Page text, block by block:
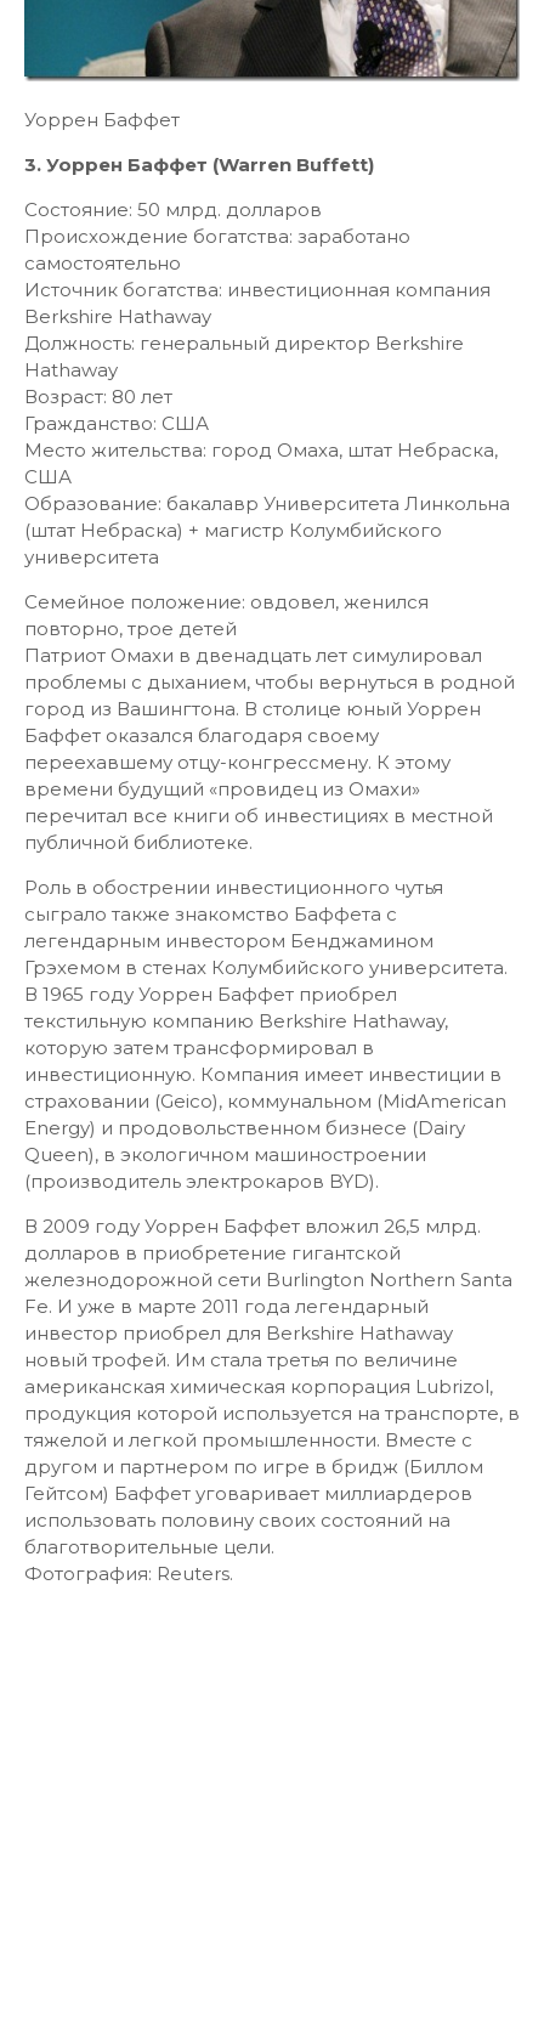
Уоррен Баффет
3. Уоррен Баффет (Warren Buffett)
Состояние: 50 млрд. долларов
Происхождение богатства: заработано
самостоятельно
Источник богатства: инвестиционная компания
Berkshire Hathaway
Должность: генеральный директор Berkshire
Hathaway
Возраст: 80 лет
Гражданство: США
Место жительства: город Омаха, штат Небраска,
США
Образование: бакалавр Университета Линкольна
(штат Небраска) + магистр Колумбийского
университета
Семейное положение: овдовел, женился
повторно, трое детей
Патриот Омахи в двенадцать лет симулировал
проблемы с дыханием, чтобы вернуться в родной
город из Вашингтона. В столице юный Уоррен
Баффет оказался благодаря своему
переехавшему отцу-конгрессмену. К этому
времени будущий «провидец из Омахи»
перечитал все книги об инвестициях в местной
публичной библиотеке.
Роль в обострении инвестиционного чутья
сыграло также знакомство Баффета с
легендарным инвестором Бенджамином
Грэхемом в стенах Колумбийского университета.
В 1965 году Уоррен Баффет приобрел
текстильную компанию Berkshire Hathaway,
которую затем трансформировал в
инвестиционную. Компания имеет инвестиции в
страховании (Geico), коммунальном (MidAmerican
Energy) и продовольственном бизнесе (Dairy
Queen), в экологичном машиностроении
(производитель электрокаров BYD).
В 2009 году Уоррен Баффет вложил 26,5 млрд.
долларов в приобретение гигантской
железнодорожной сети Burlington Northern Santa
Fe. И уже в марте 2011 года легендарный
инвестор приобрел для Berkshire Hathaway
новый трофей. Им стала третья по величине
американская химическая корпорация Lubrizol,
продукция которой используется на транспорте, в
тяжелой и легкой промышленности. Вместе с
другом и партнером по игре в бридж (Биллом
Гейтсом) Баффет уговаривает миллиардеров
использовать половину своих состояний на
благотворительные цели.
Фотография: Reuters.